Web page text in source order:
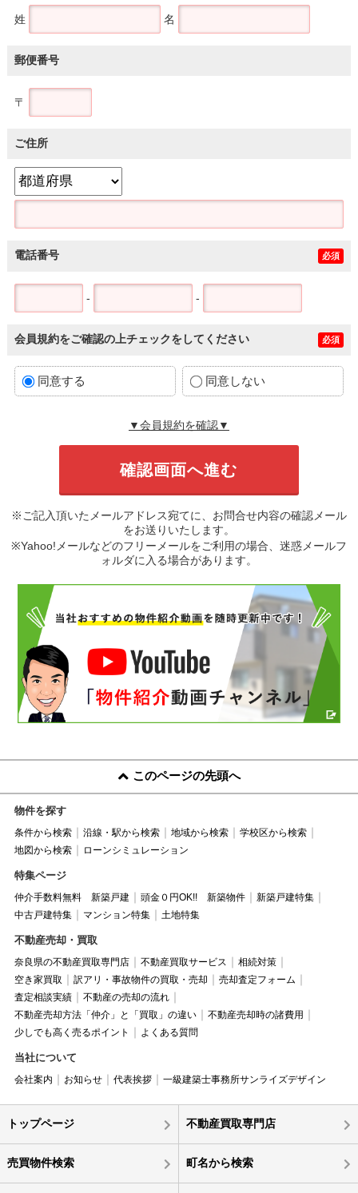
姓 名
郵便番号
〒
ご住所
電話番号 必須
- -
会員規約をご確認の上チェックをしてください 必須
同意する 同意しない
▼会員規約を確認▼
※ご記入頂いたメールアドレス宛てに、お問合せ内容の確認メール
をお送りいたします。
※Yahoo!メールなどのフリーメールをご利用の場合、迷惑メールフ
ォルダに入る場合があります。
このページの先頭へ
物件を探す
条件から検索 沿線・駅から検索 地域から検索
学校区から検索
地図から検索
ローンシミュレーション
特集ページ
仲介手数料無料 新築戸建 頭金０円OK!! 新築物件
新築戸建特集
中古戸建特集
マンション特集 土地特集
不動産売却・買取
奈良県の不動産買取専門店 不動産買取サービス
相続対策
空き家買取
訳アリ・事故物件の買取・売却
売却査定フォーム
査定相談実績
不動産の売却の流れ
不動産売却方法「仲介」と「買取」の違い
不動産売却時の諸費用
少しでも高く売るポイント
よくある質問
当社について
会社案内 お知らせ 代表挨拶 一級建築士事務所サンライズデザイン
トップページ 不動産買取専門店
売買物件検索 町名から検索